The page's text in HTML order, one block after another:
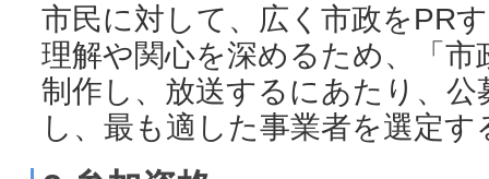
市民に対して、広く市政をPR
理解や関心を深めるため、「
制作し、放送するにあたり、
し、最も適した事業者を選定